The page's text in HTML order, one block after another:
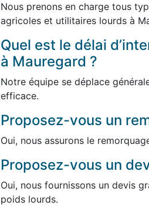
Nous prenons en charge tous
agricoles et utilitaires lourds à
Quel est le délai
à Mauregard ?
Notre équipe se déplace
efficace.
Proposez-vous un
Oui, nous assurons le
Proposez-vous un
Oui, nous fournissons un devis
poids lourds.